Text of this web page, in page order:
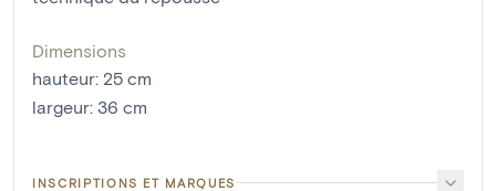
Dimensions
hauteur: 25 cm
largeur: 36 cm
INSCRIPTIONS ET MARQUES